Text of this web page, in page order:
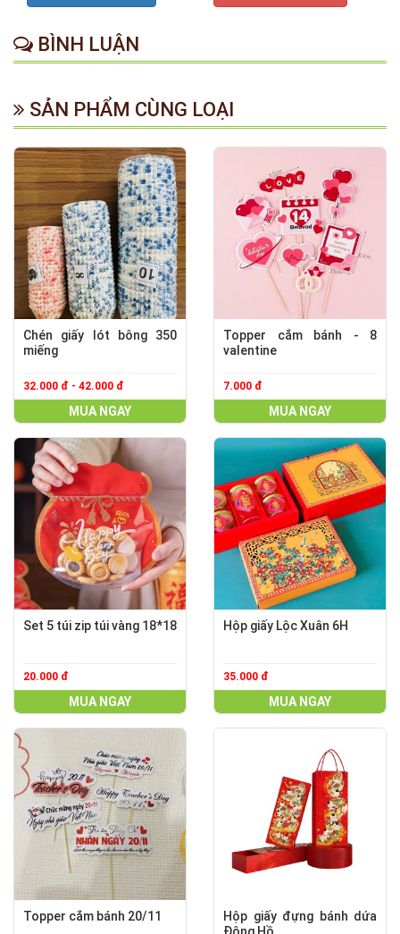
BÌNH LUẬN
SẢN PHẨM CÙNG LOẠI
Chén giấy lót bông 350
miếng
32.000 đ - 42.000 đ
MUA NGAY
Topper cắm bánh - 8
valentine
7.000 đ
MUA NGAY
Set 5 túi zip túi vàng 18*18
20.000 đ
MUA NGAY
Hộp giấy Lộc Xuân 6H
35.000 đ
MUA NGAY
Topper cắm bánh 20/11
Hộp giấy đựng bánh dứa